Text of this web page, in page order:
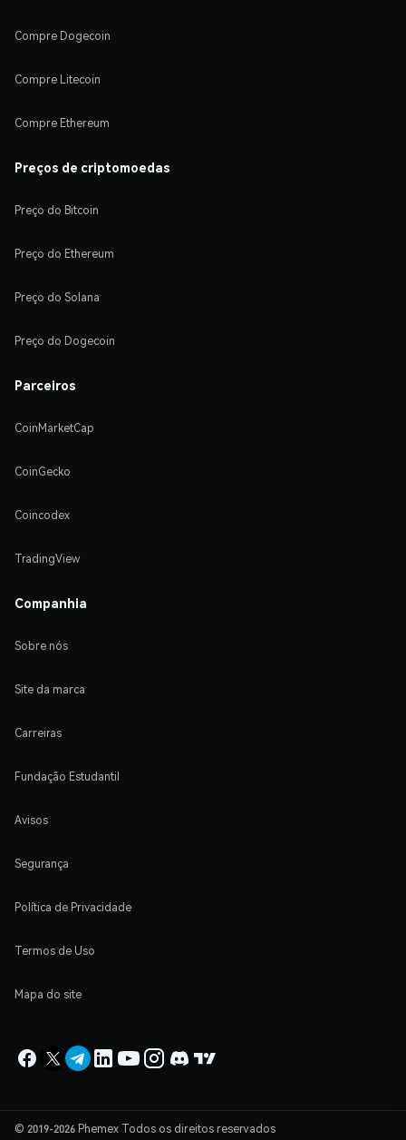
Compre Dogecoin
Compre Litecoin
Compre Ethereum
Preços de criptomoedas
Preço do Bitcoin
Preço do Ethereum
Preço do Solana
Preço do Dogecoin
Parceiros
CoinMarketCap
CoinGecko
Coincodex
TradingView
Companhia
Sobre nós
Site da marca
Carreiras
Fundação Estudantil
Avisos
Segurança
Política de Privacidade
Termos de Uso
Mapa do site
© 2019-2026 Phemex Todos os direitos reservados